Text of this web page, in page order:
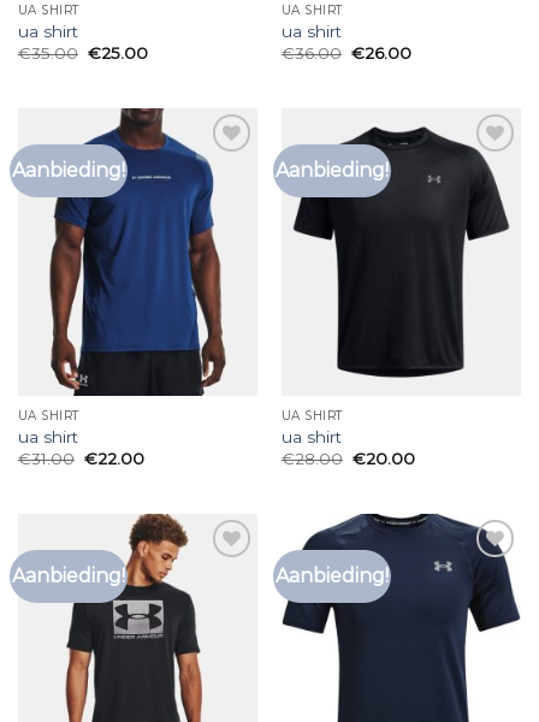
UA SHIRT
ua shirt
€35.00 €25.00
UA SHIRT
ua shirt
€36.00 €26.00
Aanbieding!
Toevoegen
aan
verlanglijst
UA SHIRT
ua shirt
€31.00 €22.00
Aanbieding!
Toevoegen
verlanglijst
UA SHIRT
ua shirt
€28.00 €20.00
Aanbieding!
Toevoegen
verlanglijst
Aanbieding!
Toevoegen
verlanglijst